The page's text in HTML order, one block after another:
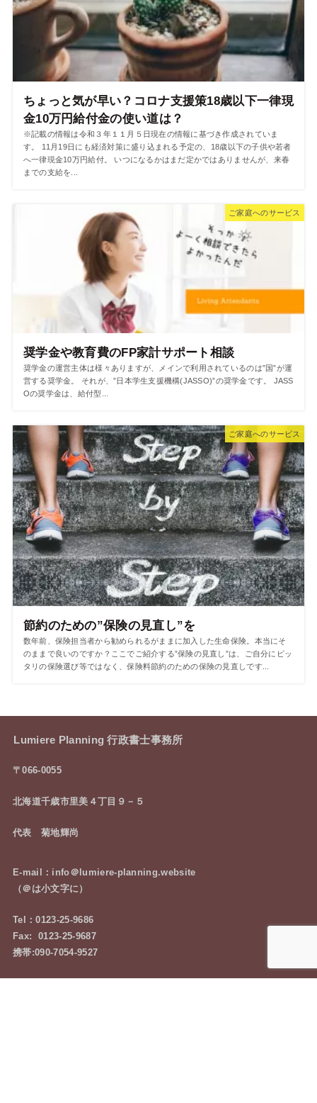
ちょっと気が早い？コロナ支援策18歳以下一律現
金10万円給付金の使い道は？
※記載の情報は令和３年１１月５日現在の情報に基づき作成されていま
す。 11月19日にも経済対策に盛り込まれる予定の、18歳以下の子供や若者
へ一律現金10万円給付。 いつになるかはまだ定かではありませんが、来春
までの支給を...
ご家庭へのサービス
奨学金や教育費のFP家計サポート相談
奨学金の運営主体は様々ありますが、メインで利用されているのは”国”が運
営する奨学金。 それが、”日本学生支援機構(JASSO)”の奨学金です。 JASS
Oの奨学金は、給付型...
ご家庭へのサービス
節約のための”保険の見直し”を
数年前、保険担当者から勧められるがままに加入した生命保険。本当にそ
のままで良いのですか？ここでご紹介する”保険の見直し”は、ご自分にピッ
タリの保険選び等ではなく、保険料節約のための保険の見直しです...
Lumiere Planning 行政書士事務所
〒066-0055
北海道千歳市里美４丁目９－５
代表 菊地輝尚
E-mail：info＠lumiere-planning.website
（＠は小文字に）
Tel：0123-25-9686
Fax: 0123-25-9687
携帯:090-7054-9527